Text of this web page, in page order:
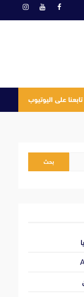
فيسبوكيوتيوب
تابعنا على اليوتيوب